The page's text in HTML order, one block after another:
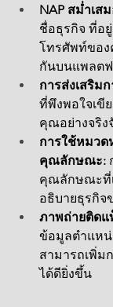
NAP สม่ำเส
ชื่อธุรกิจ ที่อ
โทรศัพท์ขอ
กันบนแพลต
การส่งเสริม
ที่พึงพอใจเขี
คุณอย่างจริง
การใช้หมวด
คุณลักษณะ:
คุณลักษณะที่
อธิบายธุรกิจ
ภาพถ่ายติด
ข้อมูลตำแห
สามารถเพิ่ม
ได้ดียิ่งขึ้น